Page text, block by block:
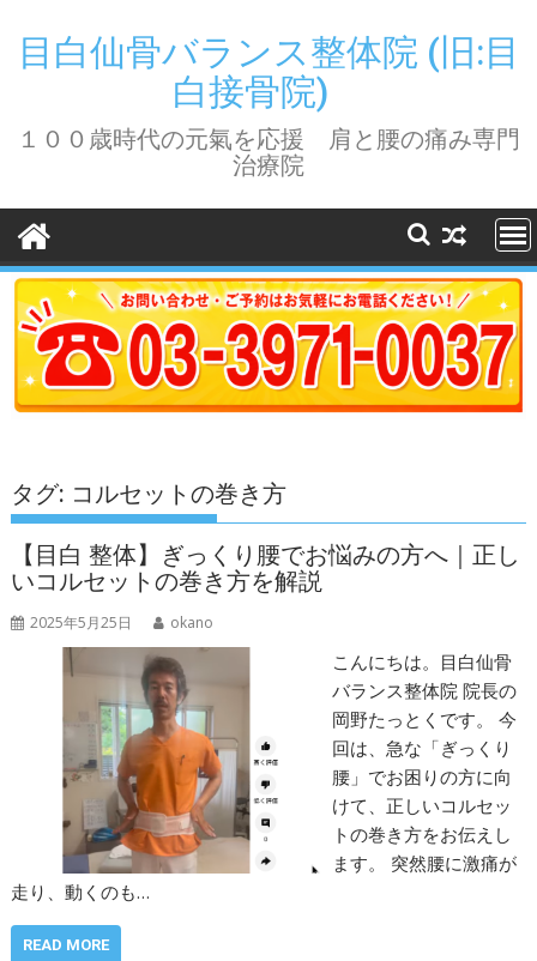
content
目白仙骨バランス整体院 (旧:目
白接骨院)
１００歳時代の元氣を応援 肩と腰の痛み専門
治療院
タグ: コルセットの巻き方
【目白 整体】ぎっくり腰でお悩みの方へ｜正し
いコルセットの巻き方を解説
2025年5月25日 okano
こんにちは。目白仙骨
バランス整体院 院長の
岡野たっとくです。 今
回は、急な「ぎっくり
腰」でお困りの方に向
けて、正しいコルセッ
トの巻き方をお伝えし
ます。 突然腰に激痛が
走り、動くのも…
READ MORE